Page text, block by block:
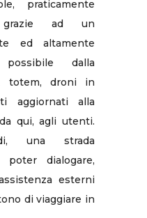
praticamente
grazie ad un
ed altamente
dalla
totem, droni in
aggiornati alla
qui, agli utenti.
una strada
dialogare,
esterni
di viaggiare in